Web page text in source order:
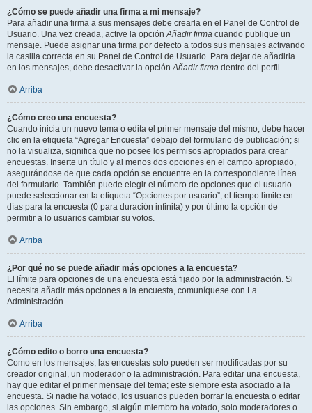
¿Cómo se puede añadir una firma a mi mensaje?
Para añadir una firma a sus mensajes debe crearla en el Panel de Control de
Usuario. Una vez creada, active la opciónAñadir firma cuando publique un
mensaje. Puede asignar una firma por defecto a todos sus mensajes activando
la casilla correcta en su Panel de Control de Usuario. Para dejar de añadirla
en los mensajes, debe desactivar la opciónAñadir firma dentro del perfil.
Arriba
¿Cómo creo una encuesta?
Cuando inicia un nuevo tema o edita el primer mensaje del mismo, debe hacer
clic en la etiqueta “Agregar Encuesta” debajo del formulario de publicación; si
no la visualiza, significa que no posee los permisos apropiados para crear
encuestas. Inserte un título y al menos dos opciones en el campo apropiado,
asegurándose de que cada opción se encuentre en la correspondiente línea
del formulario. También puede elegir el número de opciones que el usuario
puede seleccionar en la etiqueta “Opciones por usuario”, el tiempo límite en
días para la encuesta (0 para duración infinita) y por último la opción de
permitir a lo usuarios cambiar su votos.
Arriba
¿Por qué no se puede añadir más opciones a la encuesta?
El límite para opciones de una encuesta está fijado por la administración. Si
necesita añadir más opciones a la encuesta, comuníquese con La
Administración.
Arriba
¿Cómo edito o borro una encuesta?
Como en los mensajes, las encuestas solo pueden ser modificadas por su
creador original, un moderador o la administración. Para editar una encuesta,
hay que editar el primer mensaje del tema; este siempre esta asociado a la
encuesta. Si nadie ha votado, los usuarios pueden borrar la encuesta o editar
las opciones. Sin embargo, si algún miembro ha votado, solo moderadores o